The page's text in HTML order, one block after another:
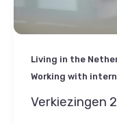
Living in the
Working with
Verkiezingen